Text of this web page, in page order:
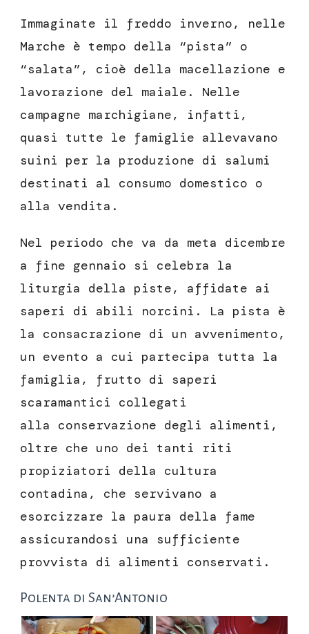
Immaginate il freddo inverno, nelle
Marche è tempo della “pista” o
“salata”, cioè della macellazione e
lavorazione del maiale. Nelle
campagne marchigiane, infatti,
quasi tutte le famiglie allevavano
suini per la produzione di salumi
destinati al consumo domestico o
alla vendita.
Nel periodo che va da meta dicembre
a fine gennaio si celebra la
liturgia della piste, affidate ai
saperi di abili norcini. La pista è
la consacrazione di un avvenimento,
un evento a cui partecipa tutta la
famiglia, frutto di saperi
scaramantici collegati
alla conservazione degli alimenti,
oltre che uno dei tanti riti
propiziatori della cultura
contadina, che servivano a
esorcizzare la paura della fame
assicurandosi una sufficiente
provvista di alimenti conservati.
Polenta di San’Antonio